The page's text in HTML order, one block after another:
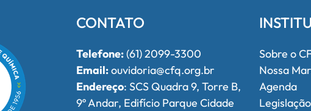
CONTATO
Telefone:(61) 2099-3300
Email:ouvidoria@cfq.org.br
Endereço: SCS Quadra 9, Torre B,
9º Andar, Edifício Parque Cidade
Sobre o
Nossa
Agenda
Legislação